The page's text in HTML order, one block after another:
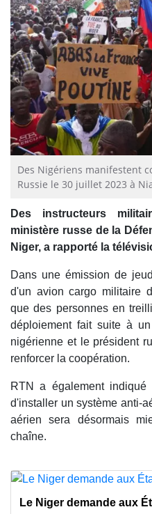
Des Nigériens manifestent
Russie le 30 juillet 2023 à
Des instructeurs
ministère russe de la
Niger, a rapporté la
Dans une émission de
d'un avion cargo militaire
que des personnes en
déploiement fait suite à
nigérienne et le président
renforcer la coopération.
RTN a également
d'installer un système anti-
aérien sera désormais
chaîne.
Le Niger demande aux